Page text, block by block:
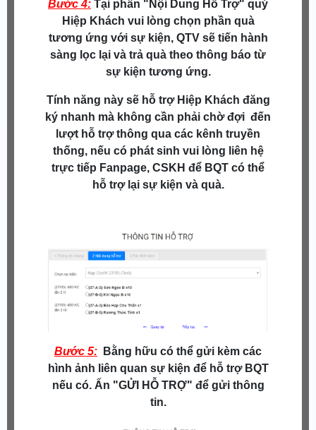
Bước 4: Tại phần "Nội Dung Hỗ Trợ" quý
Hiệp Khách vui lòng chọn phần quà
tương ứng với sự kiện, QTV sẽ tiến hành
sàng lọc lại và trả quà theo thông báo từ
sự kiện tương ứng.
Tính năng này sẽ hỗ trợ Hiệp Khách đăng
ký nhanh mà không cần phải chờ đợi đến
lượt hỗ trợ thông qua các kênh truyền
thống, nếu có phát sinh vui lòng liên hệ
trực tiếp Fanpage, CSKH để BQT có thể
hỗ trợ lại sự kiện và quà.
Bước 5: Bằng hữu có thể gửi kèm các
hình ảnh liên quan sự kiện để hỗ trợ BQT
nếu có. Ấn "GỬI HỖ TRỢ" để gửi thông
tin.